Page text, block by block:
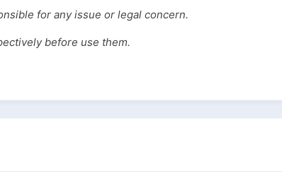
for any issue or legal concern.
before use them.